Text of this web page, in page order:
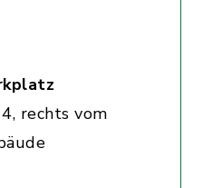
rechts vom